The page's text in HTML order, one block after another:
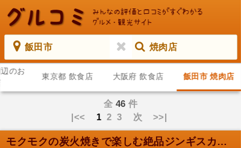
飯田市 焼肉店
のお
東京都 飲食店 大阪府 飲食店 飯田市 焼肉店
全 46 件
|<<
1 2 3 次 >>|
モクモクの炭火焼きで楽しむ絶品ジンギスカン。